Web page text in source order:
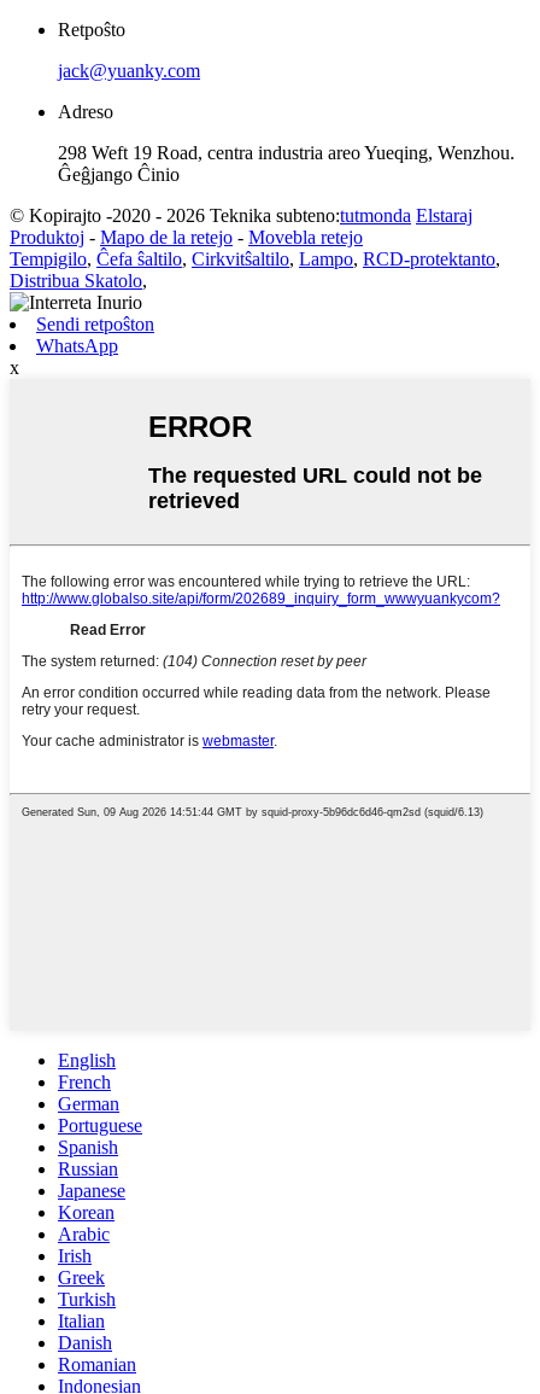
Retpoŝto
jack@yuanky.com
Adreso
298 Weft 19 Road, centra industria areo Yueqing, Wenzhou.
Ĝeĝjango Ĉinio
© Kopirajto -2020 - 2026 Teknika subteno:tutmonda Elstaraj
Produktoj - Mapo de la retejo - Movebla retejo
Tempigilo, Ĉefa ŝaltilo, Cirkvitŝaltilo, Lampo, RCD-protektanto,
Distribua Skatolo,
Sendi retpoŝton
WhatsApp
x
English
French
German
Portuguese
Spanish
Russian
Japanese
Korean
Arabic
Irish
Greek
Turkish
Italian
Danish
Romanian
Indonesian